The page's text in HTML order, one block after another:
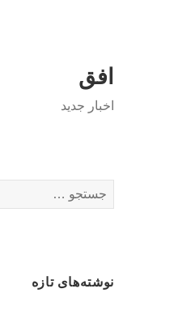
افق
اخبار جدید
برای:
نوشته‌های تازه